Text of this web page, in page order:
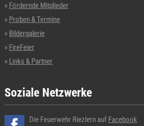
Fördernde Mitglieder
Proben & Termine
Bildergalerie
FireFeier
Links & Partner
Soziale Netzwerke
Die Feuerwehr Riezlern auf Facebook